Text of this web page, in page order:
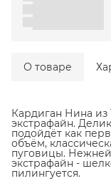
О товаре
Кардиган Нина
экстрафайн.
подойдёт как
объём,
пуговицы.
экстрафайн -
пилингуется.